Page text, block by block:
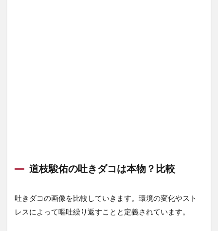
道枝駿佑の吐きダコは本物？比較
吐きダコの画像を比較していきます。環境の変化やスト
レスによって嘔吐繰り返すことと定義されています。